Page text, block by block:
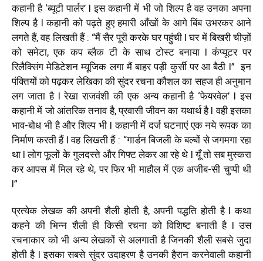
कहानी है ‘ब्यूटी पार्लर’ l इस कहानी में भी जो शिल्प है वह उनका अपना
शिल्प है l कहानी को पढ़ते हुए हमारी आँखों के आगे बिंब उभरकर आने
लगते हैं, वह लिखती हैं : “मैं सैर पूरी करके घर पहुंची l घर में बिखरी चीज़ों
को समेटा, एक कप ब्लैक टी के साथ टोस्ट बनाया l कंप्यूटर पर
रिलैक्सिंग मेडिटेशन म्यूजिक लगा मैं बाहर पड़ी कुर्सी पर आ बैठी l” इन
पंक्तियों को पढ़कर लेखिका की सुंदर रचना कौशल का सहज ही अनुमान
लग जाता है l रेखा राजवंशी की एक अन्य कहानी है ‘फेयरवेल’ l इस
कहानी में जो आंतरिक तनाव है, प्रवासी जीवन का यथार्थ है l वही इसका
भाव-बोध भी है और शिल्प भी l कहानी में दर्ज घटनाएं एक नये रूपक का
निर्माण करती हैं l वह लिखती हैं : “गार्डन बिजली के बल्बों से जगमगा रहा
था l लोग फूलों के गुलदस्ते और गिफ्ट लेकर आ रहे थे l यूँ तो सब मुस्करा
कर आपस में मिल रहे थे, पर फिर भी माहौल में एक अजीब-सी चुप्पी थी
l”
प्रत्येक लेखक की अपनी शैली होती है, अपनी पद्धति होती है l कथा
कहने की भिन्न शैली ही किसी रचना को विशिष्ट बनाती है l उस
रचनाकार को भी अन्य लेखकों से अलगाती है जिनकी शैली सबसे जुदा
होती है l इसका सबसे सुंदर उदाहरण है उनकी हैरान करनेवाली कहानी